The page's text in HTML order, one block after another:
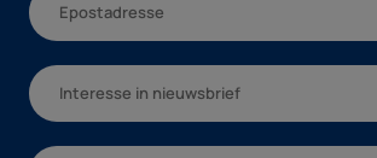
Interesse in nieuwsbrief